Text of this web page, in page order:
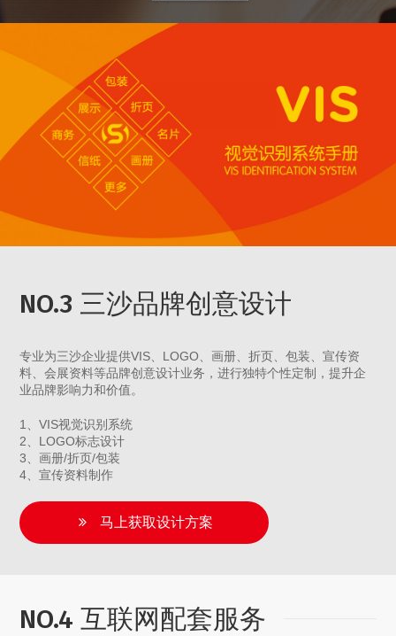
NO.3 三沙品牌创意设计
专业为三沙企业提供VIS、LOGO、画册、折页、包装、宣传资
料、会展资料等品牌创意设计业务，进行独特个性定制，提升企
业品牌影响力和价值。
1、VIS视觉识别系统
2、LOGO标志设计
3、画册/折页/包装
4、宣传资料制作
马上获取设计方案
NO.4 互联网配套服务